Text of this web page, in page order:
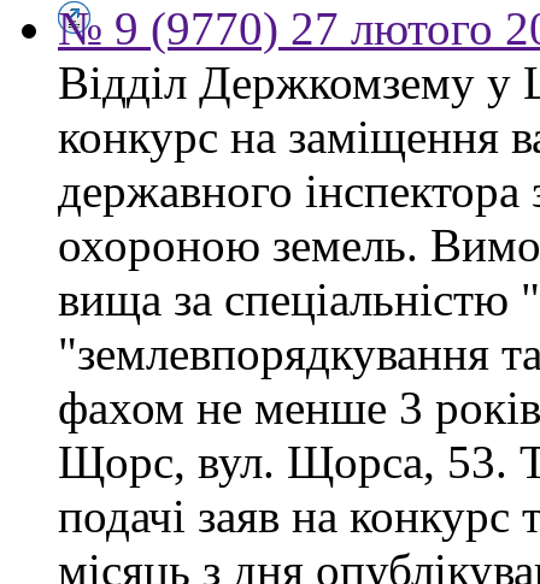
№ 9 (9770) 27 лютого
Відділ Держкомзему у
конкурс на заміщення
державного
охороною земель.
вища за спеціальністю
"землевпорядкування
фахом не менше 3
Щорс, вул. Щорса, 53.
подачі заяв на конкурс
місяць з дня